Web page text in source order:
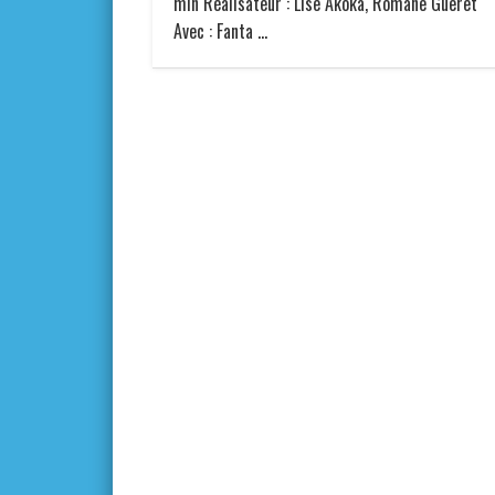
Avec : Fanta …